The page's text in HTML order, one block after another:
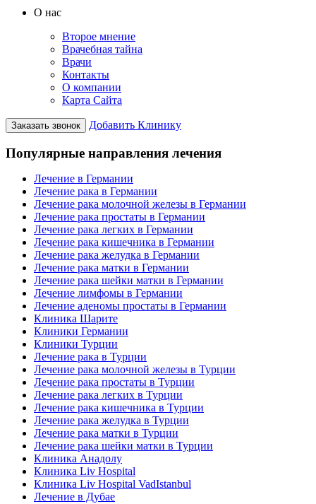
О нас
Второе мнение
Врачебная тайна
Врачи
Контакты
О компании
Карта Сайта
Заказать звонок Добавить Клинику
Популярные направления лечения
Лечение в Германии
Лечение рака в Германии
Лечение рака молочной железы в Германии
Лечение рака простаты в Германии
Лечение рака легких в Германии
Лечение рака кишечника в Германии
Лечение рака желудка в Германии
Лечение рака матки в Германии
Лечение рака шейки матки в Германии
Лечение лимфомы в Германии
Лечение аденомы простаты в Германии
Клиника Шарите
Клиники Германии
Клиники Турции
Лечение рака в Турции
Лечение рака молочной железы в Турции
Лечение рака простаты в Турции
Лечение рака легких в Турции
Лечение рака кишечника в Турции
Лечение рака желудка в Турции
Лечение рака матки в Турции
Лечение рака шейки матки в Турции
Клиника Анадолу
Клиника Liv Hospital
Клиника Liv Hospital VadIstanbul
Лечение в Дубае